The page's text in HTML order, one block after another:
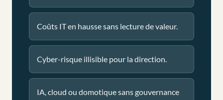
Coûts IT en hausse sans lecture de valeur.
Cyber-risque illisible pour la direction.
IA, cloud ou domotique sans gouvernance